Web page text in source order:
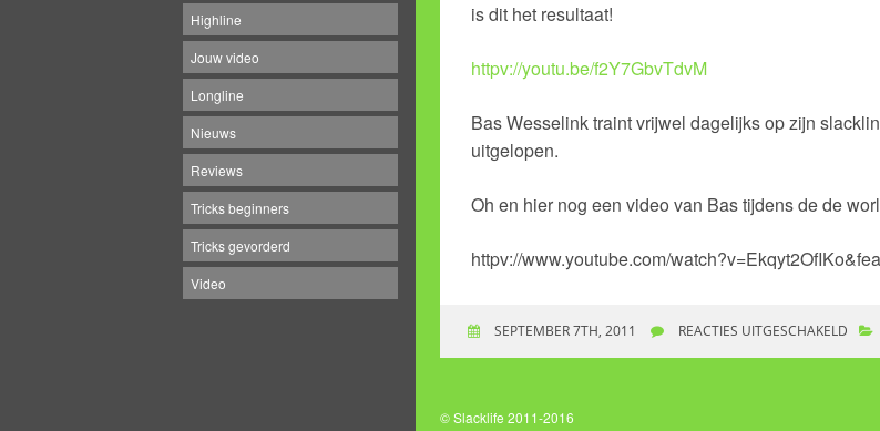
Highline
Jouw video
Longline
Nieuws
Reviews
Tricks beginners
Tricks gevorderd
Video
is dit het resultaat!
httpv://youtu.be/f2Y7GbvTdvM
Bas Wesselink traint vrijwel dagelijks op zijn
uitgelopen.
Oh en hier nog een video van Bas tijdens de de
httpv://www.youtube.com/
SEPTEMBER 7TH, 2011 REACTIES UITGESCHAKELD
© Slacklife 2011-2016